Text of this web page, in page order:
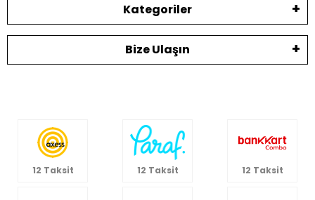
Kategoriler
Bize Ulaşın
12 Taksit 12 Taksit 12 Taksit